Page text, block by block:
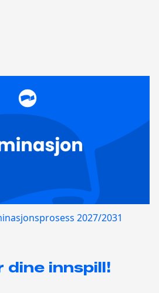
2027/2031
dine innspill!